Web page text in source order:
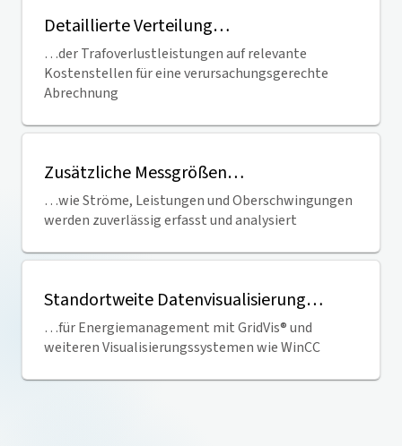
Detaillierte Verteilung…
…der Trafoverlustleistungen auf relevante
Kostenstellen für eine verursachungsgerechte
Abrechnung
Zusätzliche Messgrößen…
…wie Ströme, Leistungen und Oberschwingungen
werden zuverlässig erfasst und analysiert
Standortweite Datenvisualisierung…
…für Energiemanagement mitGridVis® und
weiteren Visualisierungssystemen wie WinCC